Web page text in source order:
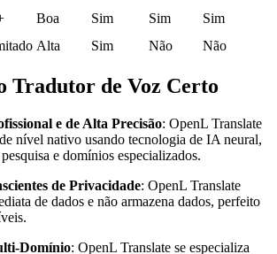
Boa Sim Sim
Sim
Alta Sim Não Não
Tradutor de Voz Certo
e de Alta Precisão: OpenL Translate
nível nativo usando tecnologia de IA neural,
e domínios especializados.
de Privacidade: OpenL Translate
de dados e não armazena dados, perfeito
Domínio: OpenL Translate se especializa